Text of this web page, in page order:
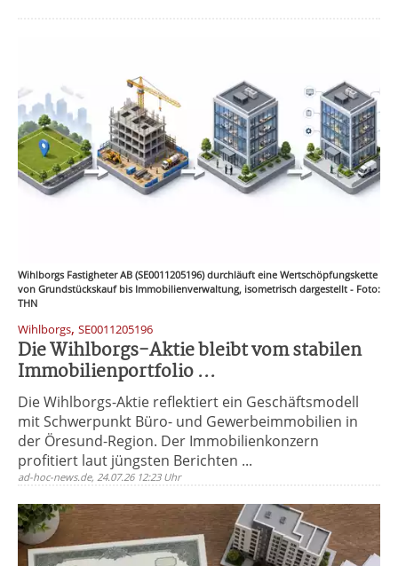
Wihlborgs Fastigheter AB (SE0011205196) durchläuft eine Wertschöpfungskette
von Grundstückskauf bis Immobilienverwaltung, isometrisch dargestellt - Foto:
THN
Wihlborgs, SE0011205196
Die Wihlborgs-Aktie bleibt vom stabilen
Immobilienportfolio ...
Die Wihlborgs-Aktie reflektiert ein Geschäftsmodell
mit Schwerpunkt Büro- und Gewerbeimmobilien in
der Öresund-Region. Der Immobilienkonzern
profitiert laut jüngsten Berichten ...
ad-hoc-news.de, 24.07.26 12:23 Uhr